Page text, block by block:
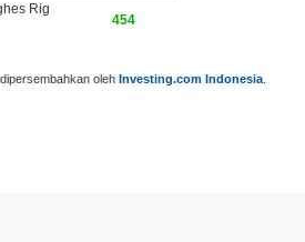
oleh Investing.com Indonesia